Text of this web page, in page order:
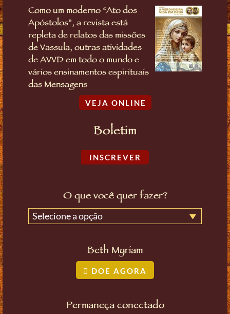
Como um moderno “Ato dos
Apóstolos”, a revista está
repleta de relatos das missões
de Vassula, outras atividades
de AVVD em todo o mundo e
vários ensinamentos espirituais
das Mensagens
VEJA ONLINE
Boletim
INSCREVER
O que você quer fazer?
Selecione a opção
Beth Myriam
DOE AGORA
Permaneça conectado